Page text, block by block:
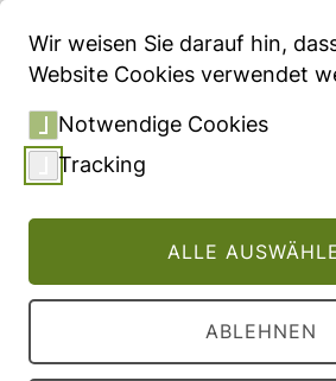
Menü
Airborne infection
venues with
ventilation
comparison
experimental,
analytical
Wir weisen Sie darauf hin,
Website Cookies verwendet
Notwendige Cookies
Tracking
ALLE
ABLEHNEN